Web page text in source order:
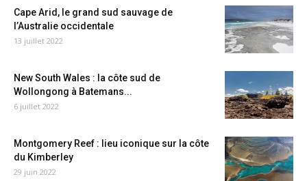
Cape Arid, le grand sud sauvage de
l’Australie occidentale
13 juillet 2022
New South Wales : la côte sud de
Wollongong à Batemans...
6 juillet 2022
Montgomery Reef : lieu iconique sur la côte
du Kimberley
29 juin 2022